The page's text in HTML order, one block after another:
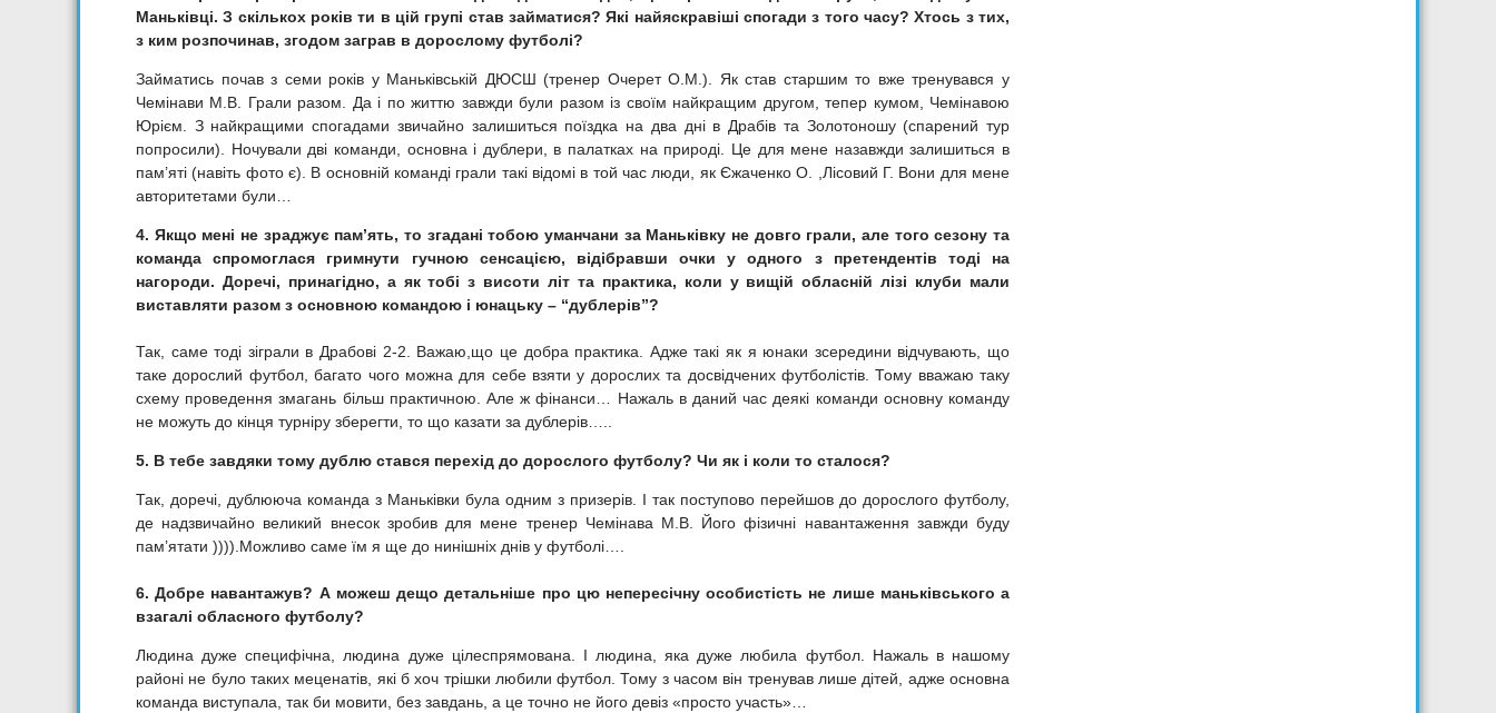
Маньківці. З скількох років ти в цій групі став займатися? Які найяскравіші спогади з того часу? Хтось з тих,
з ким розпочинав, згодом заграв в дорослому футболі?
Займатись почав з семи років у Маньківській ДЮСШ (тренер Очерет О.М.). Як став старшим то вже тренувався у
Чемінави М.В. Грали разом. Да і по життю завжди були разом із своїм найкращим другом, тепер кумом, Чемінавою
Юрієм. З найкращими спогадами звичайно залишиться поїздка на два дні в Драбів та Золотоношу (спарений тур
попросили). Ночували дві команди, основна і дублери, в палатках на природі. Це для мене назавжди залишиться в
пам’яті (навіть фото є). В основній команді грали такі відомі в той час люди, як Єжаченко О. ,Лісовий Г. Вони для мене
авторитетами були…
4. Якщо мені не зраджує пам’ять, то згадані тобою уманчани за Маньківку не довго грали, але того сезону та
команда спромоглася гримнути гучною сенсацією, відібравши очки у одного з претендентів тоді на
нагороди. Доречі, принагідно, а як тобі з висоти літ та практика, коли у вищій обласній лізі клуби мали
виставляти разом з основною командою і юнацьку – “дублерів”?
Так, саме тоді зіграли в Драбові 2-2. Важаю,що це добра практика. Адже такі як я юнаки зсередини відчувають, що
таке дорослий футбол, багато чого можна для себе взяти у дорослих та досвідчених футболістів. Тому вважаю таку
схему проведення змагань більш практичною. Але ж фінанси… Нажаль в даний час деякі команди основну команду
не можуть до кінця турніру зберегти, то що казати за дублерів…..
5. В тебе завдяки тому дублю стався перехід до дорослого футболу? Чи як і коли то сталося?
Так, доречі, дублююча команда з Маньківки була одним з призерів. І так поступово перейшов до дорослого футболу,
де надзвичайно великий внесок зробив для мене тренер Чемінава М.В. Його фізичні навантаження завжди буду
пам’ятати )))).Можливо саме їм я ще до нинішніх днів у футболі….
6. Добре навантажув? А можеш дещо детальніше про цю непересічну особистість не лише маньківського а
взагалі обласного футболу?
Людина дуже специфічна, людина дуже цілеспрямована. І людина, яка дуже любила футбол. Нажаль в нашому
районі не було таких меценатів, які б хоч трішки любили футбол. Тому з часом він тренував лише дітей, адже основна
команда виступала, так би мовити, без завдань, а це точно не його девіз «просто участь»…